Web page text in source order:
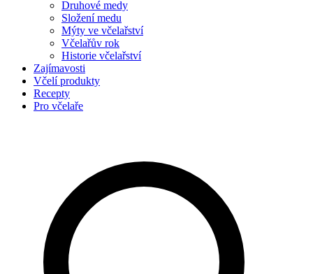
Druhové medy
Složení medu
Mýty ve včelařství
Včelařův rok
Historie včelařství
Zajímavosti
Včelí produkty
Recepty
Pro včelaře